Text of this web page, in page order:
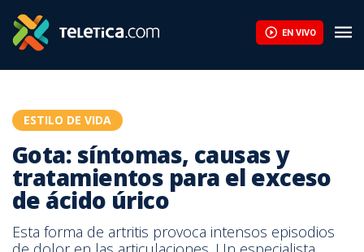
EN VIVO
ESTILO DE VIDA
Gota: síntomas, causas y
tratamientos para el exceso
de ácido úrico
Esta forma de artritis provoca intensos episodios